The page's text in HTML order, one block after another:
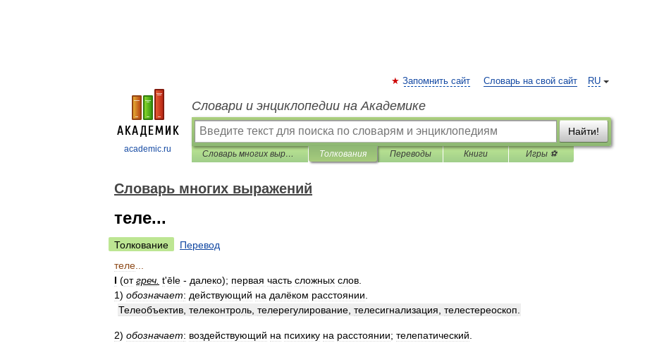
academic.ru
RU
Запомнить сайт Словарь на свой сайт
Словари и энциклопедии на Академике
Найти!
Словарь многих выражений Толкования Переводы Книги Игры ⚽
Словарь многих выражений
теле...
Толкование
Перевод
теле
I (от греч t'ēle - далеко); первая часть сложных слов
1) обозначает: действующий на далёком расстоянии
Телеобъектив телеконтроль телерегулирование телесигнализация телестереоскоп
2) обозначает: воздействующий на психику на расстоянии; телепатический